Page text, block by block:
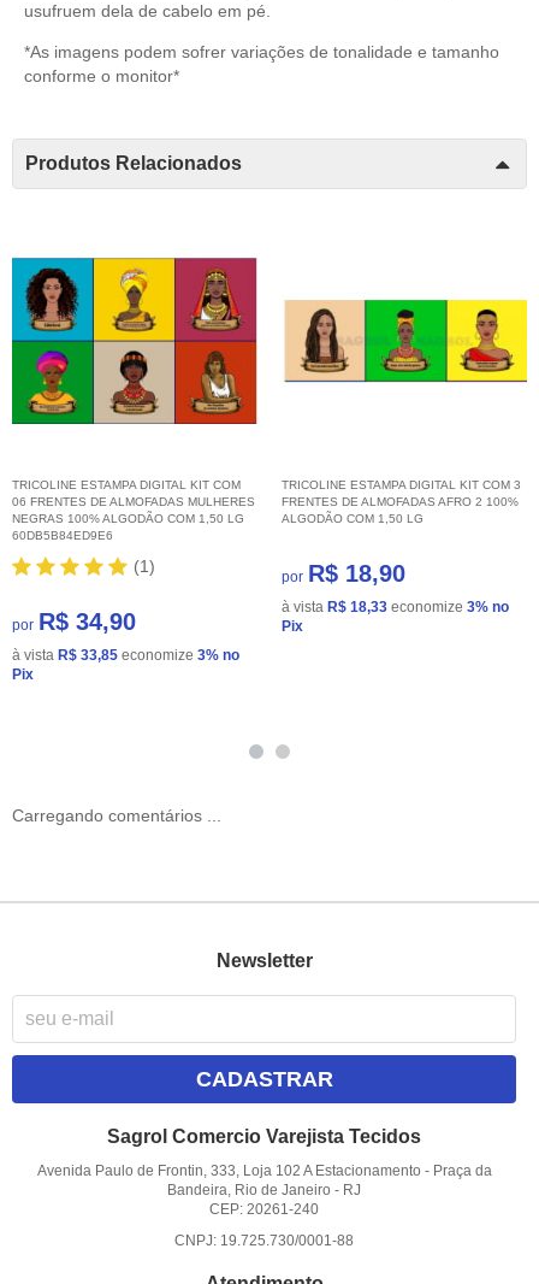
usufruem dela de cabelo em pé.
*As imagens podem sofrer variações de tonalidade e tamanho
conforme o monitor*
Produtos Relacionados
TRICOLINE ESTAMPA DIGITAL KIT COM
06 FRENTES DE ALMOFADAS MULHERES
NEGRAS 100% ALGODÃO COM 1,50 LG
60DB5B84ED9E6
(1)
por R$ 34,90
à vista R$ 33,85 economize 3% no
Pix
TRICOLINE ESTAMPA DIGITAL KIT COM 3
FRENTES DE ALMOFADAS AFRO 2 100%
ALGODÃO COM 1,50 LG
por R$ 18,90
à vista R$ 18,33 economize 3% no
Pix
Carregando comentários ...
Newsletter
CADASTRAR
Sagrol Comercio Varejista Tecidos
Avenida Paulo de Frontin, 333, Loja 102 A Estacionamento - Praça da
Bandeira, Rio de Janeiro - RJ
CEP: 20261-240
CNPJ: 19.725.730/0001-88